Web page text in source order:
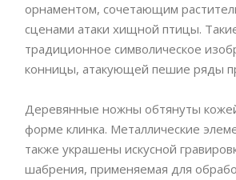
орнаментом, сочетающим
сценами атаки хищной птицы.
традиционное символическое
конницы, атакующей пешие ряды
Деревянные ножны обтянуты
форме клинка. Металлические
также украшены искусной
шабрения, применяемая для